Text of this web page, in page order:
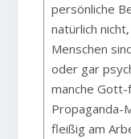
persönliche
natürlich
Menschen
oder gar
manche Gott-
Propaganda-
fleißig am